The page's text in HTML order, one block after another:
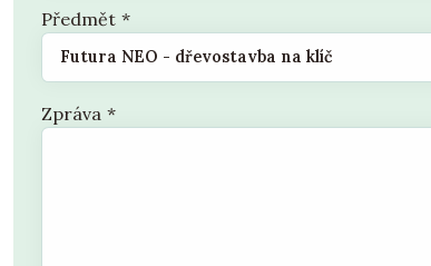
Předmět *
Zpráva *